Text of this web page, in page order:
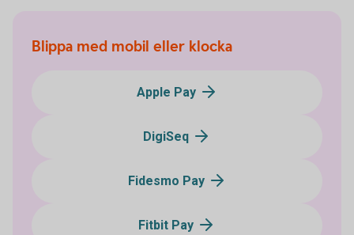
Blippa med mobil eller klocka
Apple Pay
DigiSeq
Fidesmo Pay
Fitbit Pay